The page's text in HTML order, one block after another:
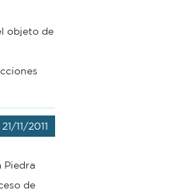
objeto de
21/11/2011
Piedra
de